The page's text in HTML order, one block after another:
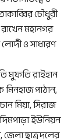
চৌধুরী
মহানগর
ও সাধারণ
মুফতি রাইহান
মিনহাজ পাঠান,
মিয়া, সিরাজ
ইউনিয়ন
জেলা ছাত্রদলের